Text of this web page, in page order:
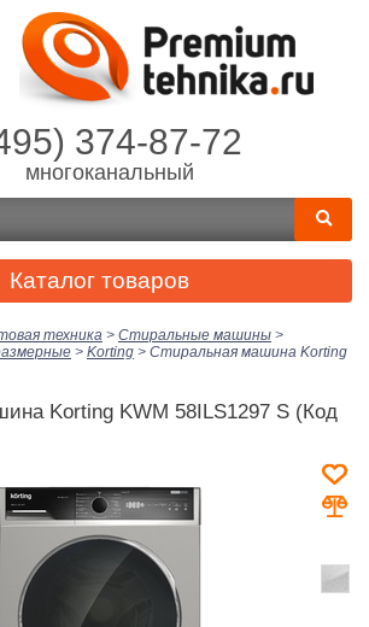
374-87-72
многоканальный
Каталог товаров
техника > Стиральные машины >
> Korting > Стиральная машина Korting
Korting KWM 58ILS1297 S (Код